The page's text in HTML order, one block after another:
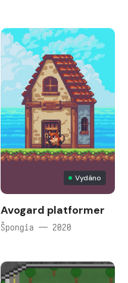
Vydáno
Avogard platformer
Špongia — 2020